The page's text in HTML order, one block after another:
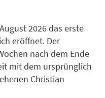
2026 das erste
eröffnet. Der
nach dem Ende
mit dem ursprünglich
Christian